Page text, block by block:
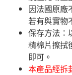
因法國原廠
若有與實物
保存方法：
精棉片擦拭
即可。
本產品經拆